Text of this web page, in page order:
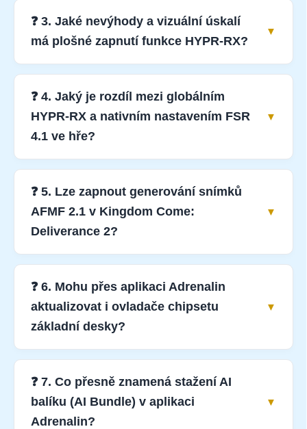
❓ 3. Jaké nevýhody a vizuální úskalí
má plošné zapnutí funkce HYPR-RX?
❓ 4. Jaký je rozdíl mezi globálním
HYPR-RX a nativním nastavením FSR
4.1 ve hře?
❓ 5. Lze zapnout generování snímků
AFMF 2.1 v Kingdom Come:
Deliverance 2?
❓ 6. Mohu přes aplikaci Adrenalin
aktualizovat i ovladače chipsetu
základní desky?
❓ 7. Co přesně znamená stažení AI
balíku (AI Bundle) v aplikaci
Adrenalin?